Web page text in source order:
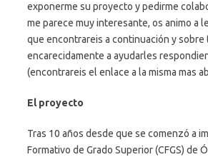
exponerme su proyecto y pedirme
me parece muy interesante, os animo a
que encontrareis a continuación y sobre
encarecidamente a ayudarles
(encontrareis el enlace a la misma mas
El proyecto
Tras 10 años desde que se comenzó a
Formativo de Grado Superior (CFGS) de